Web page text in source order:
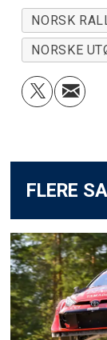
NORSK
NORSKE
FLERE